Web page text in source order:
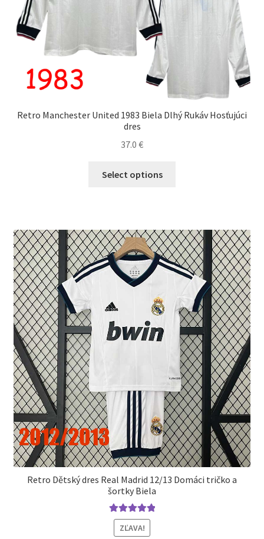
Retro Manchester United 1983 Biela Dlhý Rukáv Hosťujúci
dres
37.0 €
Select options
Možnosti
si
môžete
vybrať
na
stránke
produktu.
Retro Dětský dres Real Madrid 12/13 Domáci tričko a
šortky Biela
Hodnotenie
5.00z 5
ZĽAVA!